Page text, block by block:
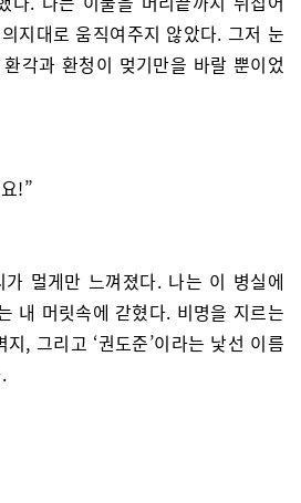
지대로 움직여주지 않았다. 그저 눈
각과 환청이 멎기만을 바랄 뿐이었
!”
멀게만 느껴졌다. 나는 이 병실에
내 머릿속에 갇혔다. 비명을 지르는
, 그리고 ‘권도준’이라는 낯선 이름